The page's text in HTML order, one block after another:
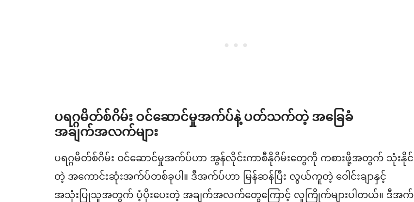
ပရဂ္ဂမိတ်စ်ဂိမ်း ဝင်ဆောင်မှုအက်ပ်နဲ့ ပတ်သက်တဲ့ အခြေခံ
အချက်အလက်များ
ပရဂ္ဂမိတ်စ်ဂိမ်း ဝင်ဆောင်မှုအက်ပ်ဟာ အွန်လိုင်းကာစီနိုဂိမ်းတွေကို ကစားဖို့အတွက် သုံးနိုင်
တဲ့ အကောင်းဆုံးအက်ပ်တစ်ခုပါ။ ဒီအက်ပ်ဟာ မြန်ဆန်ပြီး လွယ်ကူတဲ့ ဝေါင်းချာနှင့်
အသုံးပြုသူအတွက် ပံ့ပိုးပေးတဲ့ အချက်အလက်တွေကြောင့် လူကြိုက်များပါတယ်။ ဒီအက်